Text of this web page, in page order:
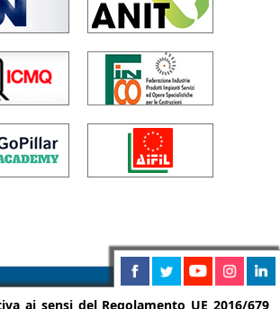
ai sensi del Regolamento UE 2016/679